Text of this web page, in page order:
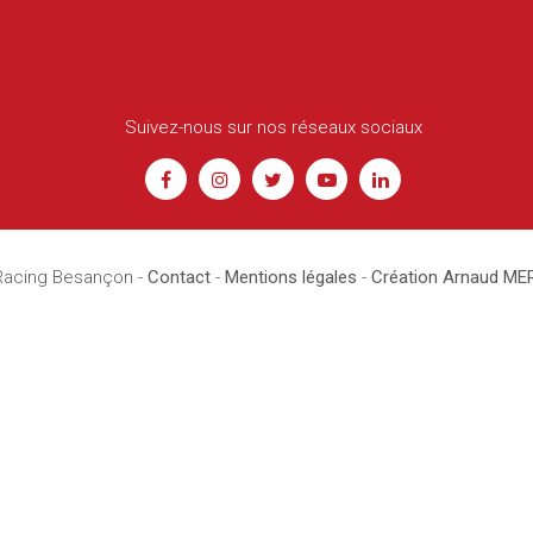
Suivez-nous sur nos réseaux sociaux
Besançon - Contact - Mentions légales - Création Arnaud